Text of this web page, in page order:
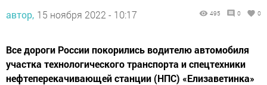
автор, 15 ноября 2022 - 10:17 495 0 0
Все дороги России покорились водителю автомобиля
участка технологического транспорта и спецтехники
нефтеперекачивающей станции (НПС) «Елизаветинка»